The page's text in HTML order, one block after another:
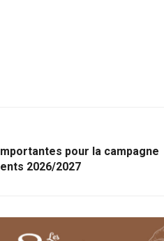
pour la campagne
2026/2027